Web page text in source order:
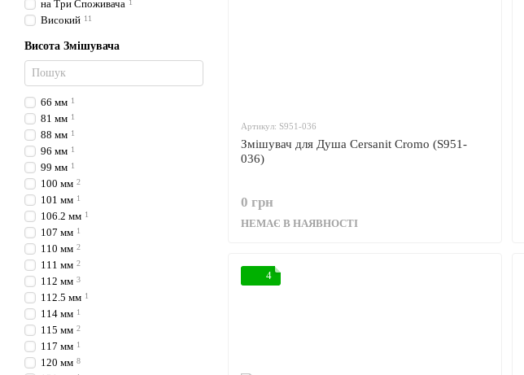
Артикул: S951-036
Змішувач для Душа Cersanit Cromo (S951-
036)
0 грн
НЕМАЄ В НАЯВНОСТІ
4
на Три Споживача 1
Високий 11
Висота Змішувача
66 мм 1
81 мм 1
88 мм 1
96 мм 1
99 мм 1
100 мм 2
101 мм 1
106.2 мм 1
107 мм 1
110 мм 2
111 мм 2
112 мм 3
112.5 мм 1
114 мм 1
115 мм 2
117 мм 1
120 мм 8